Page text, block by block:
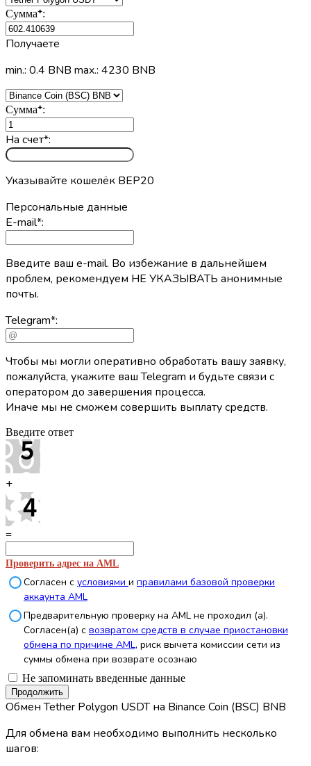
Сумма*:
Получаете
min.: 0.4 BNB max.: 4230 BNB
Сумма*:
На счет*:
Указывайте кошелёк BEP20
Персональные данные
E-mail*:
Введите ваш e-mail. Во избежание в дальнейшем
проблем, рекомендуем НЕ УКАЗЫВАТЬ анонимные
почты.
Telegram*:
Чтобы мы могли оперативно обработать вашу заявку,
пожалуйста, укажите ваш Telegram и будьте связи с
оператором до завершения процесса.
Иначе мы не сможем совершить выплату средств.
Введите ответ
+
=
Проверить адрес на AML
Согласен с условиями и правилами базовой проверки
аккаунта AML
Предварительную проверку на AML не проходил (а).
Согласен(а) с возвратом средств в случае приостановки
обмена по причине AML, риск вычета комиссии сети из
суммы обмена при возврате осознаю
Не запоминать введенные данные
Обмен Tether Polygon USDT на Binance Coin (BSC) BNB
Для обмена вам необходимо выполнить несколько
шагов: